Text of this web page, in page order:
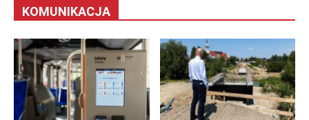
KOMUNIKACJA